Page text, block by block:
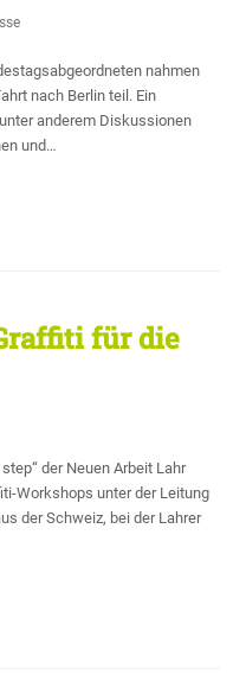
nahmen
nach Berlin teil. Ein
anderem Diskussionen
und…
für die
der Neuen Arbeit Lahr
Workshops unter der Leitung
der Schweiz, bei der Lahrer